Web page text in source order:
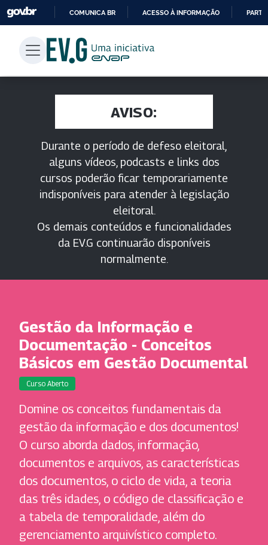
PARA
CONTEÚDO
COMUNICA BR ACESSO À INFORMAÇÃO
AVISO:
Durante o período de defeso eleitoral,
alguns vídeos, podcasts e links dos
cursos poderão ficar temporariamente
indisponíveis para atender à legislação
eleitoral.
Os demais conteúdos e funcionalidades
da EV.G continuarão disponíveis
normalmente.
Gestão da Informação e
Documentação - Conceitos
Básicos em Gestão Documental
Curso Aberto
Domine os conceitos fundamentais da
gestão da informação e dos documentos!
O curso aborda dados, informação,
documentos e arquivos, as características
dos documentos, o ciclo de vida, a teoria
das três idades, o código de classificação e
a tabela de temporalidade, além do
gerenciamento arquivístico completo.